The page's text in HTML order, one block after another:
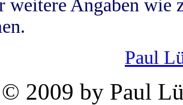
weitere Angaben wie
Paul
© 2009 by Paul